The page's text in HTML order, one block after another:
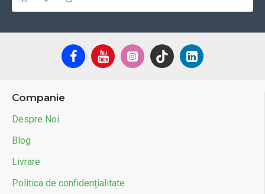
Companie
Despre Noi
Blog
Livrare
Politica de confidențialitate